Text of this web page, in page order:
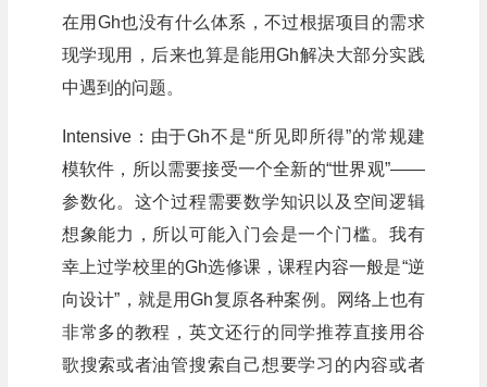
在用Gh也没有什么体系，不过根据项目的需求
现学现用，后来也算是能用Gh解决大部分实践
中遇到的问题。
Intensive：由于Gh不是“所见即所得”的常规建
模软件，所以需要接受一个全新的“世界观”——
参数化。这个过程需要数学知识以及空间逻辑
想象能力，所以可能入门会是一个门槛。我有
幸上过学校里的Gh选修课，课程内容一般是“逆
向设计”，就是用Gh复原各种案例。网络上也有
非常多的教程，英文还行的同学推荐直接用谷
歌搜索或者油管搜索自己想要学习的内容或者